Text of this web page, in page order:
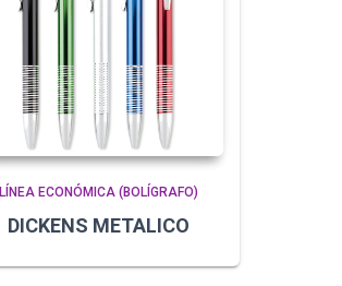
LÍNEA ECONÓMICA (BOLÍGRAFO)
DICKENS METALICO